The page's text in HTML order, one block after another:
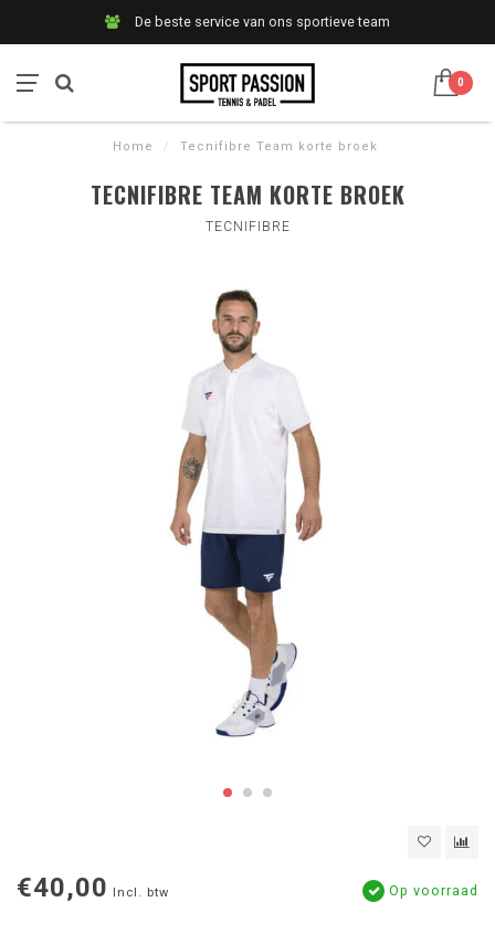
De beste service van ons sportieve team
0
Home / Tecnifibre Team korte broek
TECNIFIBRE TEAM KORTE BROEK
TECNIFIBRE
€40,00 Incl. btw Op voorraad